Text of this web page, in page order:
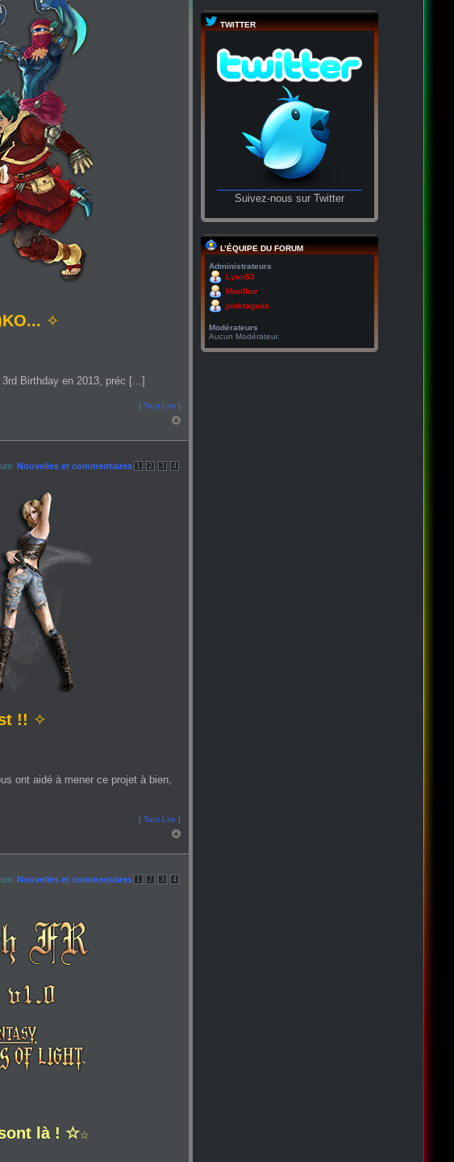
✧
Birthday en 2013, préc [...]
[ Tout Lire ]
1 2 3 4
Nouvelles et commentaires
!! ✧
ont aidé à mener ce projet à bien,
[ Tout Lire ]
1 2 3 4
Nouvelles et commentaires
là ! ☆☆
TWITTER
Suivez-nous sur Twitter
L’ÉQUIPE DU FORUM
Administrateurs
Lyan53
Mardhor
pinktagada
Modérateurs
Aucun Modérateur.